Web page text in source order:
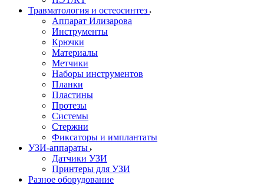
Травматология и остеосинтез
Аппарат Илизарова
Инструменты
Крючки
Материалы
Метчики
Наборы инструментов
Планки
Пластины
Протезы
Системы
Стержни
Фиксаторы и имплантаты
УЗИ-аппараты
Датчики УЗИ
Принтеры для УЗИ
Разное оборудование